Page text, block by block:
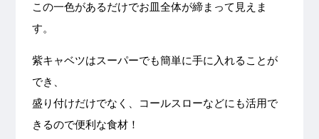
この一色があるだけでお皿全体が締まって見えま
す。
紫キャベツはスーパーでも簡単に手に入れることが
でき、
盛り付けだけでなく、コールスローなどにも活用で
きるので便利な食材！